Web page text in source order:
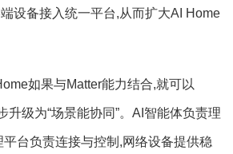
设备接入统一平台,从而扩大AI Home
如果与Matter能力结合,就可以
升级为“场景能协同”。AI智能体负责理
台负责连接与控制,网络设备提供稳